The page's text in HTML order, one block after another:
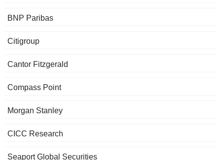
BNP Paribas
Citigroup
Cantor Fitzgerald
Compass Point
Morgan Stanley
CICC Research
Seaport Global Securities